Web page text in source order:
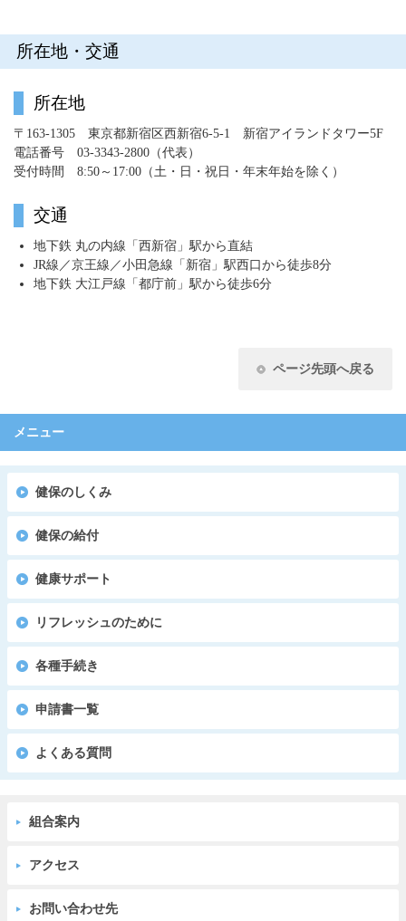
所在地・交通
所在地
〒163-1305 東京都新宿区西新宿6-5-1 新宿アイランドタワー5F
電話番号 03-3343-2800（代表）
受付時間 8:50～17:00（土・日・祝日・年末年始を除く）
交通
地下鉄 丸の内線「西新宿」駅から直結
JR線／京王線／小田急線「新宿」駅西口から徒歩8分
地下鉄 大江戸線「都庁前」駅から徒歩6分
ページ先頭へ戻る
メニュー
健保のしくみ
健保の給付
健康サポート
リフレッシュのために
各種手続き
申請書一覧
よくある質問
組合案内
アクセス
お問い合わせ先